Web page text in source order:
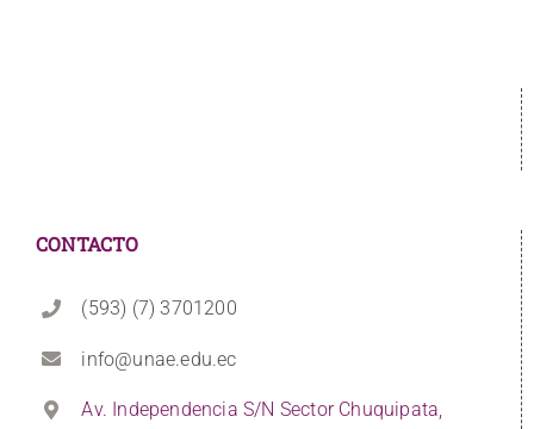
CONTACTO
(593) (7) 3701200
info@unae.edu.ec
Av. Independencia S/N Sector Chuquipata,